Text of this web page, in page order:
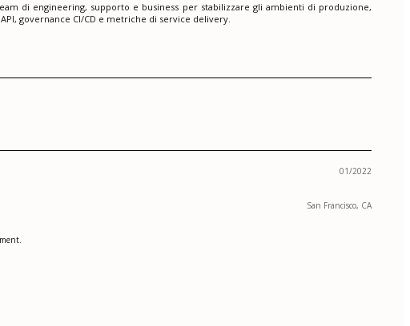
di engineering, supporto e business per stabilizzare gli ambienti di produzione,
governance CI/CD e metriche di service delivery.
01/2022
San Francisco, CA